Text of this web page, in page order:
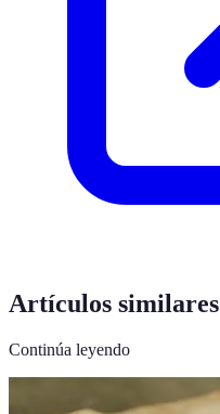
Artículos similares
Continúa leyendo